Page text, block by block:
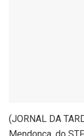
(JORNAL DA